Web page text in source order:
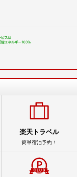
楽天トラベル
簡単宿泊予約！